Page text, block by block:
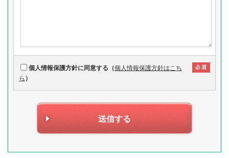
個人情報保護方針に同意する（個人情報保護方針はこち
ら ）
送信する